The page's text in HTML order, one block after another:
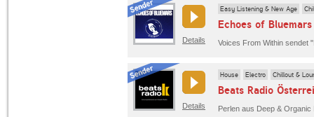
Details
Easy Listening & New Age
Echoes of
Details
House Electro Chillout &
Beats Radio